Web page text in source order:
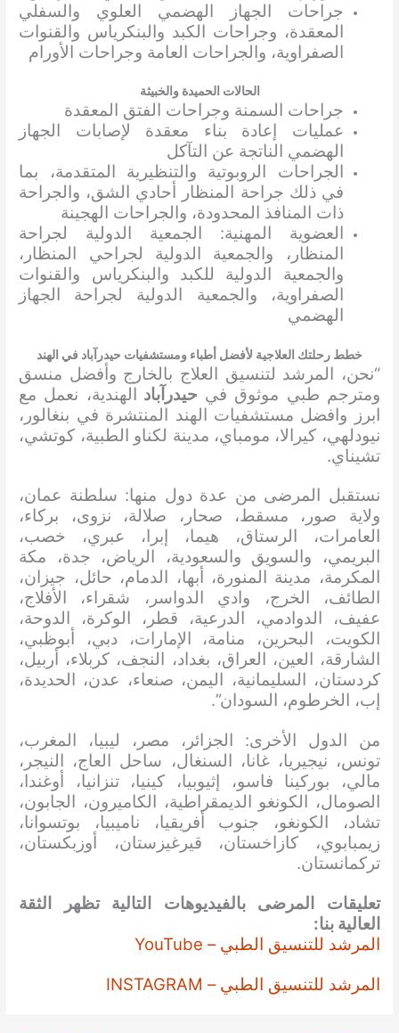
جراحات الجهاز الهضمي العلوي والسفلي
المعقدة، وجراحات الكبد والبنكرياس والقنوات
الصفراوية، والجراحات العامة وجراحات الأورام
الحالات الحميدة والخبيثة
جراحات السمنة وجراحات الفتق المعقدة
عمليات إعادة بناء معقدة لإصابات الجهاز
الهضمي الناتجة عن التآكل
الجراحات الروبوتية والتنظيرية المتقدمة، بما
في ذلك جراحة المنظار أحادي الشق، والجراحة
ذات المنافذ المحدودة، والجراحات الهجينة
العضوية المهنية: الجمعية الدولية لجراحة
المنظار، والجمعية الدولية لجراحي المنظار،
والجمعية الدولية للكبد والبنكرياس والقنوات
الصفراوية، والجمعية الدولية لجراحة الجهاز
الهضمي
خطط رحلتك العلاجية لأفضل أطباء ومستشفيات حيدرآباد في الهند
“نحن، المرشد لتنسيق العلاج بالخارج وأفضل منسق
ومترجم طبي موثوق في حيدرآباد الهندية، نعمل مع
ابرز وافضل مستشفيات الهند المنتشرة في بنغالور،
نيودلهي، كيرالا، مومباي، مدينة لكناو الطبية، كوتشي،
تشيناي.
نستقبل المرضى من عدة دول منها: سلطنة عمان،
ولاية صور، مسقط، صحار، صلالة، نزوى، بركاء،
العامرات، الرستاق، هيما، إبرا، عبري، خصب،
البريمي، والسويق والسعودية، الرياض، جدة، مكة
المكرمة، مدينة المنورة، أبها، الدمام، حائل، جيزان،
الطائف، الخرج، وادي الدواسر، شقراء، الأفلاج،
عفيف، الدوادمي، الدرعية، قطر، الوكرة، الدوحة،
الكويت، البحرين، منامة، الإمارات، دبي، أبوظبي،
الشارقة، العين، العراق، بغداد، النجف، كربلاء، أربيل،
كردستان، السليمانية، اليمن، صنعاء، عدن، الحديدة،
إب، الخرطوم، السودان”.
من الدول الأخرى: الجزائر، مصر، ليبيا، المغرب،
تونس، نيجيريا، غانا، السنغال، ساحل العاج، النيجر،
مالي، بوركينا فاسو، إثيوبيا، كينيا، تنزانيا، أوغندا،
الصومال، الكونغو الديمقراطية، الكاميرون، الجابون،
تشاد، الكونغو، جنوب أفريقيا، ناميبيا، بوتسوانا،
زيمبابوي، كازاخستان، قيرغيزستان، أوزبكستان،
تركمانستان.
تعليقات المرضى بالفيديوهات التالية تظهر الثقة
العالية بنا:
المرشد للتنسيق الطبي – YouTube
المرشد للتنسيق الطبي – INSTAGRAM